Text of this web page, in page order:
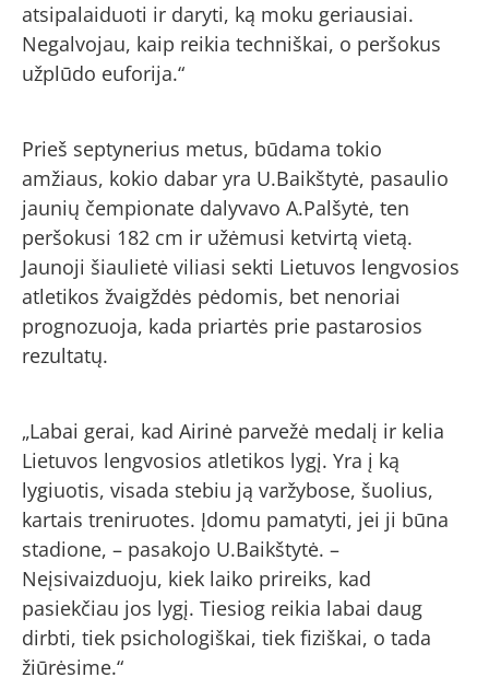
atsipalaiduoti ir daryti, ką moku geriausiai.
Negalvojau, kaip reikia techniškai, o peršokus
užplūdo euforija.“
Prieš septynerius metus, būdama tokio
amžiaus, kokio dabar yra U.Baikštytė, pasaulio
jaunių čempionate dalyvavo A.Palšytė, ten
peršokusi 182 cm ir užėmusi ketvirtą vietą.
Jaunoji šiaulietė viliasi sekti Lietuvos lengvosios
atletikos žvaigždės pėdomis, bet nenoriai
prognozuoja, kada priartės prie pastarosios
rezultatų.
„Labai gerai, kad Airinė parvežė medalį ir kelia
Lietuvos lengvosios atletikos lygį. Yra į ką
lygiuotis, visada stebiu ją varžybose, šuolius,
kartais treniruotes. Įdomu pamatyti, jei ji būna
stadione, – pasakojo U.Baikštytė. –
Neįsivaizduoju, kiek laiko prireiks, kad
pasiekčiau jos lygį. Tiesiog reikia labai daug
dirbti, tiek psichologiškai, tiek fiziškai, o tada
žiūrėsime.“